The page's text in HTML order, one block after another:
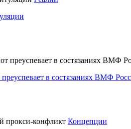
в состязаниях ВМФ
Концепции